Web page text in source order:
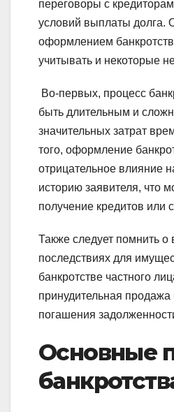
переговоры с
условий выплаты долга.
оформлением
учитывать и некоторые
Во-первых, процесс
быть длительным и
значительных затрат
того, оформление
отрицательное влияние
историю заявителя, что
получение кредитов или
Также следует помнить
последствиях для
банкротстве частного
принудительная
погашения
Основные